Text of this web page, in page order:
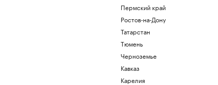
Пермский край
Ростов-на-Дону
Татарстан
Тюмень
Черноземье
Кавказ
Карелия